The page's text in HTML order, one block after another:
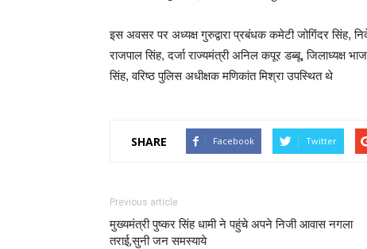
इस अवसर पर अध्यक्ष गुरुद्वारा प्रबंधक कमेटी जोगिंदर सिंह,
राजपाल सिंह, दर्जा राज्यमंत्री अनिल कपूर डब्बू, जिलाध्यक्ष
सिंह, वरिष्ठ पुलिस अधीक्षक मणिकांत मिश्रा उपस्थित थे
SHARE Facebook Twitter
Previous article
मुख्यमंत्री पुष्कर सिंह धामी ने पहुंचे अपने निजी आवास नगला
तराई,सुनी जन समस्याये